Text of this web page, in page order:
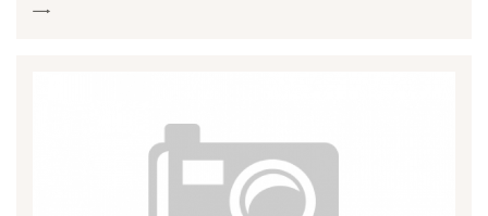
威数据与品牌综合实力，最新鞋店加盟十大品牌完整榜